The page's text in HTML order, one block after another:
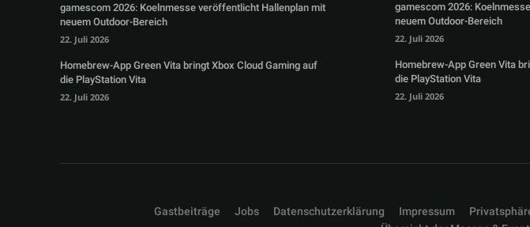
gamescom 2026: Koelnmesse veröffentlicht Hallenplan mit
neuem Outdoor-Bereich
22. Juli 2026
Homebrew-App Green Vita bringt Xbox Cloud Gaming auf
die PlayStation Vita
22. Juli 2026
gamescom 2026:
neuem Outdoor-Bereich
22. Juli 2026
Homebrew-App Green Vita
die PlayStation Vita
22. Juli 2026
Gastbeiträge Jobs Datenschutzerklärung Impressum